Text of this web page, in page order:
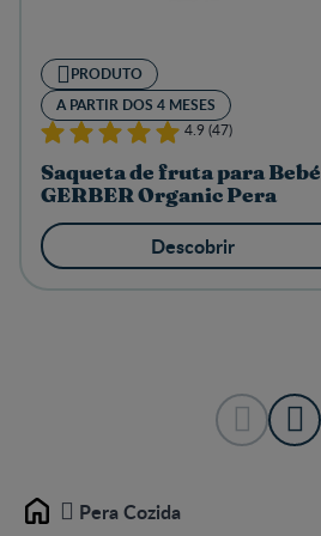
PRODUTO
A PARTIR DOS 4 MESES
4.9 (47)
Saqueta de fruta para Bebé
GERBER Organic Pera
Descobrir
Home Pera Cozida